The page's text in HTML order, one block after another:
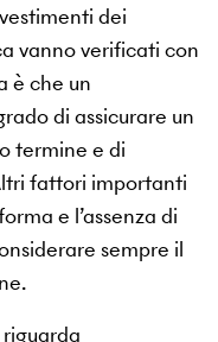
dei
vanno verificati con
è che un
di assicurare un
termine e di
fattori importanti
e l’assenza di
sempre il